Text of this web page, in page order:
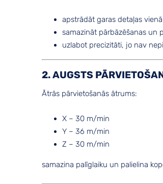
apstrādāt garas detaļas
samazināt pārbāzēšanas un
uzlabot precizitāti, jo nav
2. AUGSTS
Ātrās pārvietošanās ātrums:
X – 30 m/min
Y – 36 m/min
Z – 30 m/min
samazina palīglaiku un palielina